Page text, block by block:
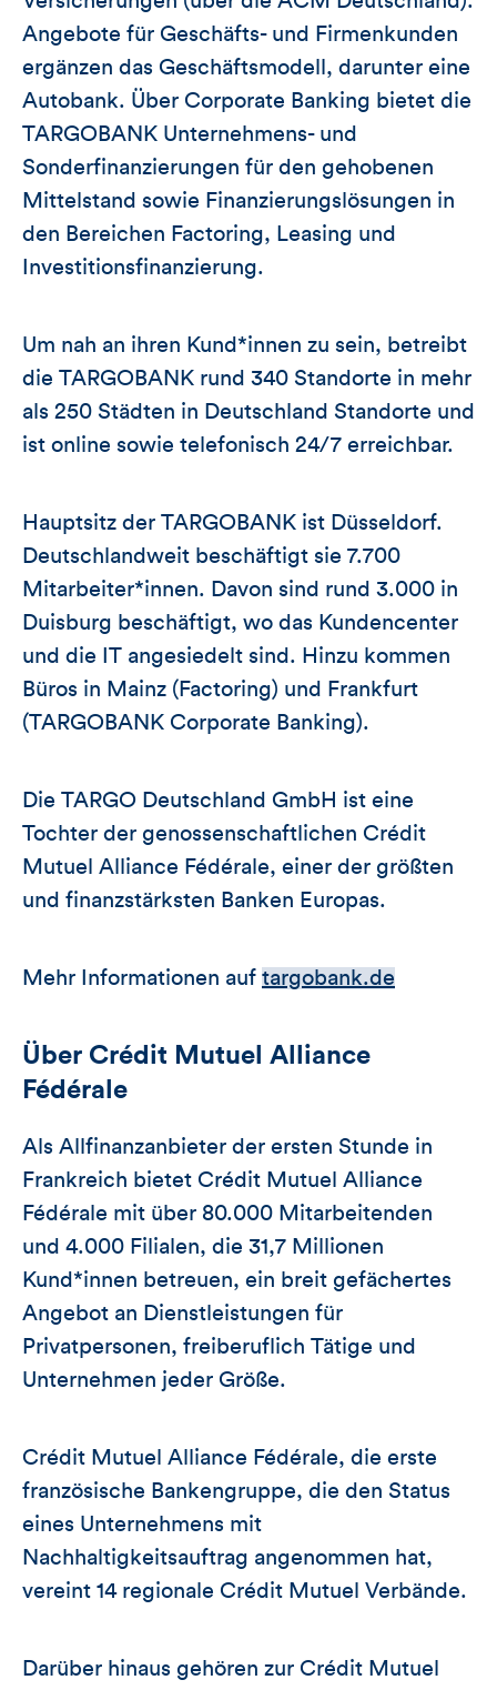
Angebote für Geschäfts- und Firmenkunden
ergänzen das Geschäftsmodell, darunter eine
Autobank. Über Corporate Banking bietet die
TARGOBANK Unternehmens- und
Sonderfinanzierungen für den gehobenen
Mittelstand sowie Finanzierungslösungen in
den Bereichen Factoring, Leasing und
Investitionsfinanzierung.
Um nah an ihren Kund*innen zu sein, betreibt
die TARGOBANK rund 340 Standorte in mehr
als 250 Städten in Deutschland Standorte und
ist online sowie telefonisch 24/7 erreichbar.
Hauptsitz der TARGOBANK ist Düsseldorf.
Deutschlandweit beschäftigt sie 7.700
Mitarbeiter*innen. Davon sind rund 3.000 in
Duisburg beschäftigt, wo das Kundencenter
und die IT angesiedelt sind. Hinzu kommen
Büros in Mainz (Factoring) und Frankfurt
(TARGOBANK Corporate Banking).
Die TARGO Deutschland GmbH ist eine
Tochter der genossenschaftlichen Crédit
Mutuel Alliance Fédérale, einer der größten
und finanzstärksten Banken Europas.
Mehr Informationen auf targobank.de
Über Crédit Mutuel Alliance
Fédérale
Als Allfinanzanbieter der ersten Stunde in
Frankreich bietet Crédit Mutuel Alliance
Fédérale mit über 80.000 Mitarbeitenden
und 4.000 Filialen, die 31,7 Millionen
Kund*innen betreuen, ein breit gefächertes
Angebot an Dienstleistungen für
Privatpersonen, freiberuflich Tätige und
Unternehmen jeder Größe.
Crédit Mutuel Alliance Fédérale, die erste
französische Bankengruppe, die den Status
eines Unternehmens mit
Nachhaltigkeitsauftrag angenommen hat,
vereint 14 regionale Crédit Mutuel Verbände.
Darüber hinaus gehören zur Crédit Mutuel